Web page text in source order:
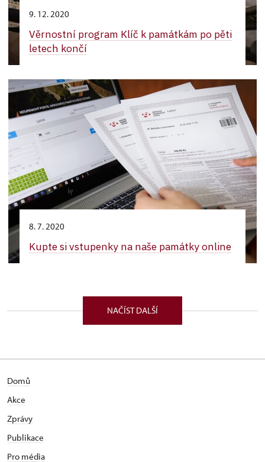
9. 12. 2020
Věrnostní program Klíč k památkám po pěti
letech končí
8. 7. 2020
Kupte si vstupenky na naše památky online
NAČÍST DALŠÍ
Domů
Akce
Zprávy
Publikace
Pro média